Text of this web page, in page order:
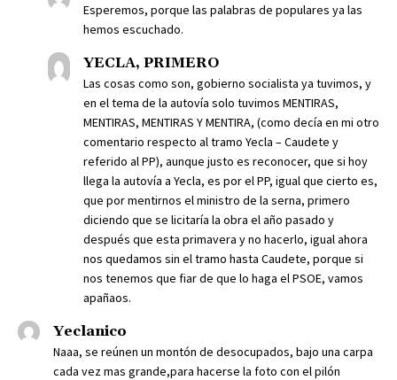
Esperemos, porque las palabras de populares ya las
hemos escuchado.
YECLA, PRIMERO
Las cosas como son, gobierno socialista ya tuvimos, y
en el tema de la autovía solo tuvimos MENTIRAS,
MENTIRAS, MENTIRAS Y MENTIRA, (como decía en mi otro
comentario respecto al tramo Yecla – Caudete y
referido al PP), aunque justo es reconocer, que si hoy
llega la autovía a Yecla, es por el PP, igual que cierto es,
que por mentirnos el ministro de la serna, primero
diciendo que se licitaría la obra el año pasado y
después que esta primavera y no hacerlo, igual ahora
nos quedamos sin el tramo hasta Caudete, porque si
nos tenemos que fiar de que lo haga el PSOE, vamos
apañaos.
Yeclanico
Naaa, se reúnen un montón de desocupados, bajo una carpa
cada vez mas grande,para hacerse la foto con el pilón